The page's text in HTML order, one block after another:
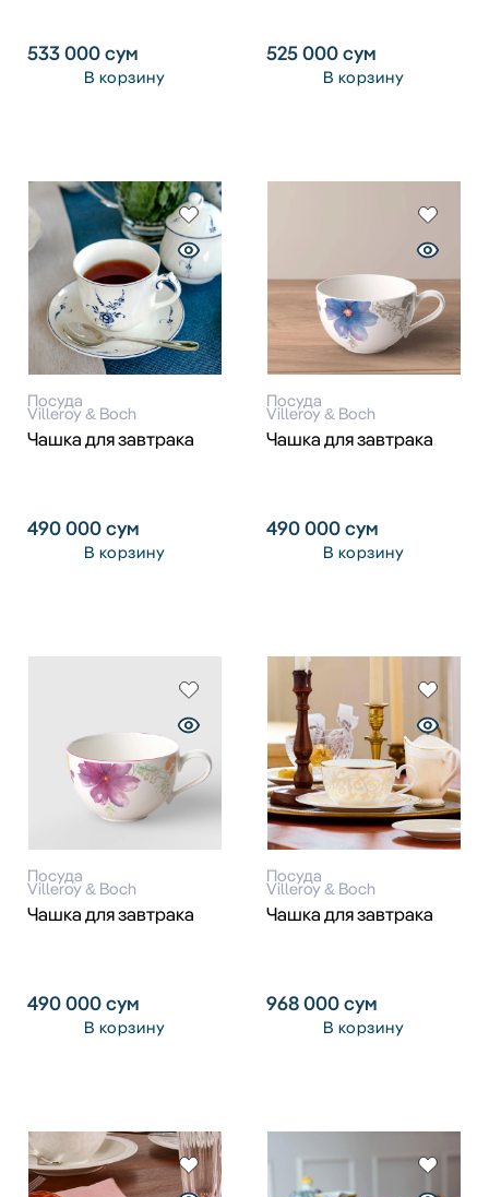
533 000сум
В корзину
525 000сум
В корзину
Посуда
Villeroy & Boch
Чашка для завтрака
490 000сум
В корзину
Посуда
Villeroy & Boch
Чашка для завтрака
490 000сум
В корзину
Посуда
Villeroy & Boch
Чашка для завтрака
490 000сум
В корзину
Посуда
Villeroy & Boch
Чашка для завтрака
968 000сум
В корзину